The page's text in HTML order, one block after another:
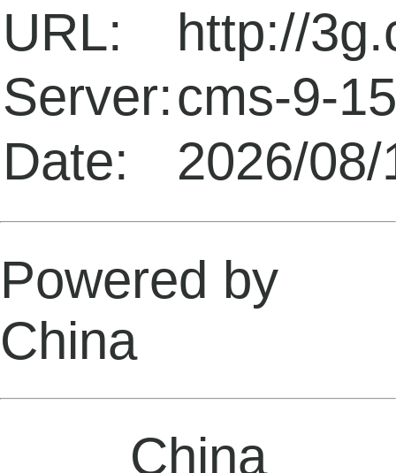
URL:
http://
Server:cms-9-
Date:
2026/
Powered by
China
China